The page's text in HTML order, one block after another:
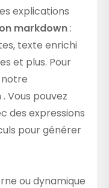
explications
markdown:
texte enrichi
et plus. Pour
notre
. Vous pouvez
des expressions
pour générer
ou dynamique